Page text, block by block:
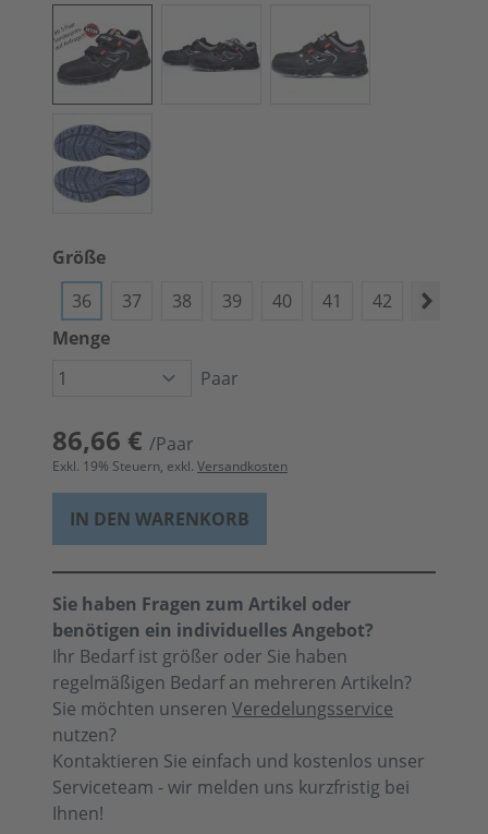
Größe
36
37 38 39 40 41 42 43
Menge
Paar
86,66 € /Paar
Exkl. 19% Steuern, exkl. Versandkosten
IN DEN WARENKORB
Sie haben Fragen zum Artikel oder
benötigen ein individuelles Angebot?
Ihr Bedarf ist größer oder Sie haben
regelmäßigen Bedarf an mehreren Artikeln?
Sie möchten unseren Veredelungsservice
nutzen?
Kontaktieren Sie einfach und kostenlos unser
Serviceteam - wir melden uns kurzfristig bei
Ihnen!